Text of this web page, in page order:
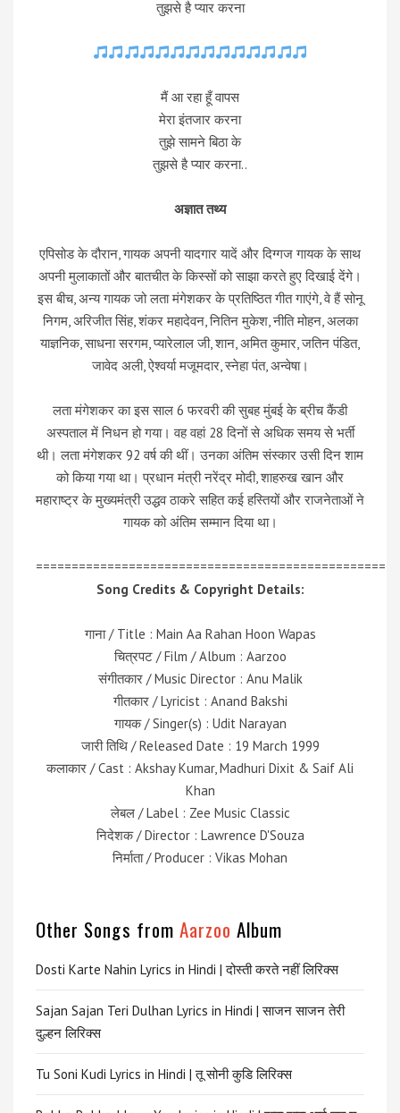
तुझसे है प्यार करना
मैं आ रहा हूँ वापस
मेरा इंतजार करना
तुझे सामने बिठा के
तुझसे है प्यार करना..
अज्ञात तथ्य
एपिसोड के दौरान, गायक अपनी यादगार यादें और दिग्गज गायक के साथ
अपनी मुलाकातों और बातचीत के किस्सों को साझा करते हुए दिखाई देंगे।
इस बीच, अन्य गायक जो लता मंगेशकर के प्रतिष्ठित गीत गाएंगे, वे हैं सोनू
निगम, अरिजीत सिंह, शंकर महादेवन, नितिन मुकेश, नीति मोहन, अलका
याज्ञनिक, साधना सरगम, प्यारेलाल जी, शान, अमित कुमार, जतिन पंडित,
जावेद अली, ऐश्वर्या मजूमदार, स्नेहा पंत, अन्वेषा।
लता मंगेशकर का इस साल 6 फरवरी की सुबह मुंबई के ब्रीच कैंडी
अस्पताल में निधन हो गया। वह वहां 28 दिनों से अधिक समय से भर्ती
थी। लता मंगेशकर 92 वर्ष की थीं। उनका अंतिम संस्कार उसी दिन शाम
को किया गया था। प्रधान मंत्री नरेंद्र मोदी, शाहरुख खान और
महाराष्ट्र के मुख्यमंत्री उद्धव ठाकरे सहित कई हस्तियों और राजनेताओं ने
गायक को अंतिम सम्मान दिया था।
=================================================
Song Credits & Copyright Details:
गाना / Title : Main Aa Rahan Hoon Wapas
चित्रपट / Film / Album : Aarzoo
संगीतकार / Music Director : Anu Malik
गीतकार / Lyricist : Anand Bakshi
गायक / Singer(s) : Udit Narayan
जारी तिथि / Released Date : 19 March 1999
कलाकार / Cast : Akshay Kumar, Madhuri Dixit & Saif Ali
Khan
लेबल / Label : Zee Music Classic
निदेशक / Director : Lawrence D'Souza
निर्माता / Producer : Vikas Mohan
Other Songs from Aarzoo Album
Dosti Karte Nahin Lyrics in Hindi | दोस्ती करते नहीं लिरिक्स
Sajan Sajan Teri Dulhan Lyrics in Hindi | साजन साजन तेरी
दुल्हन लिरिक्स
Tu Soni Kudi Lyrics in Hindi | तू सोनी कुडि लिरिक्स